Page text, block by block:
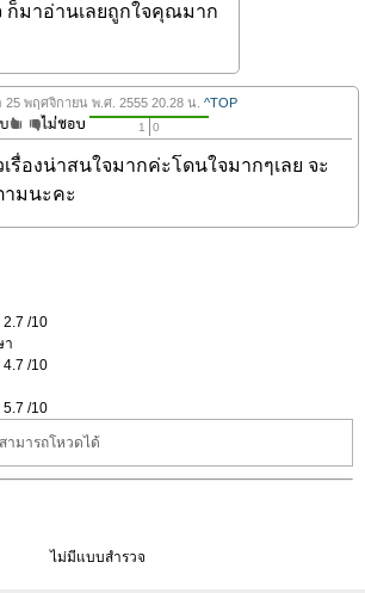
ก็มาอ่านเลยถูกใจคุณมาก
25 พฤศจิกายน พ.ศ. 2555 20.28 น. ^TOP
1 0
รื่องน่าสนใจมากค่ะโดนใจมากๆเลย จะ
ามนะคะ
2.7 /10
า
4.7 /10
5.7 /10
ามารถโหวดได้
ไม่มีแบบสำรวจ